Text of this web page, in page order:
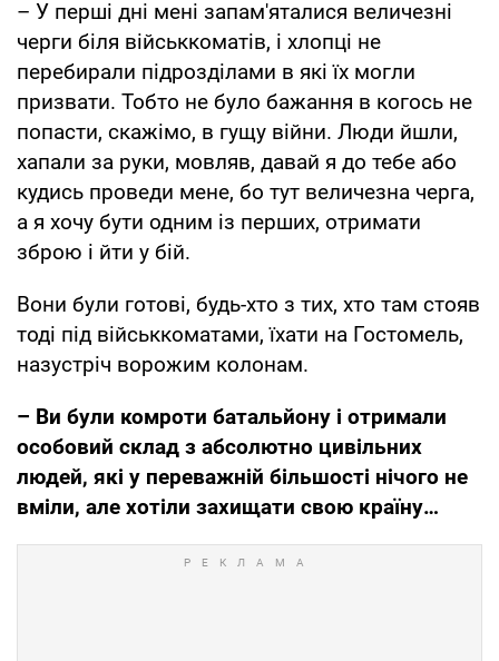
– У перші дні мені запам'яталися величезні
черги біля військкоматів, і хлопці не
перебирали підрозділами в які їх могли
призвати. Тобто не було бажання в когось не
попасти, скажімо, в гущу війни. Люди йшли,
хапали за руки, мовляв, давай я до тебе або
кудись проведи мене, бо тут величезна черга,
а я хочу бути одним із перших, отримати
зброю і йти у бій.
Вони були готові, будь-хто з тих, хто там стояв
тоді під військкоматами, їхати на Гостомель,
назустріч ворожим колонам.
– Ви були комроти батальйону і отримали
особовий склад з абсолютно цивільних
людей, які у переважній більшості нічого не
вміли, але хотіли захищати свою країну…